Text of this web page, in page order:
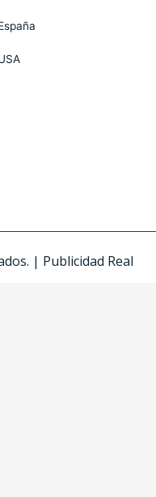
| Publicidad Real